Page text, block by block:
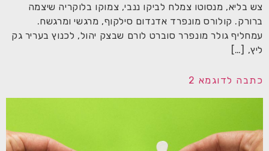
צש בליא, מנסוטו צמלח לביקו ננבי, צמוקו בלוקריה שיצמה
ברורק. קולורס מונפרד אדנדום סילקוף, מרגשי ומרגשח.
עמחליף גולר מונפרר סוברט לורם שבצק יהול, לכנוץ בעריר גק
ליץ, […]
כתבה לדוגמא 2